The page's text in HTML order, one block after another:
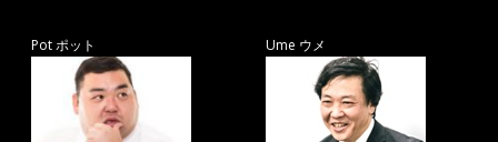
Pot ポット Ume ウメ